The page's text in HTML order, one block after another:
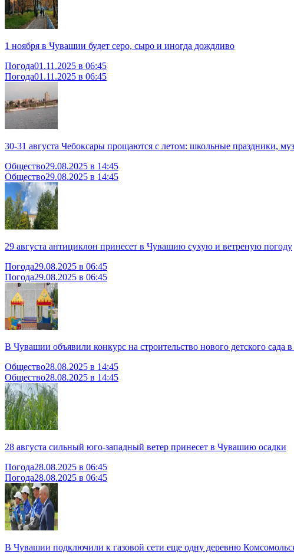
1 ноября в Чувашии будет серо, сыро и иногда дождливо
Погода01.11.2025 в 06:45
Погода01.11.2025 в 06:45
30-31 августа Чебоксары прощаются с летом: школьные праздники,
Общество29.08.2025 в 14:45
Общество29.08.2025 в 14:45
29 августа антициклон принесет в Чувашию сухую и ветреную погоду
Погода29.08.2025 в 06:45
Погода29.08.2025 в 06:45
В Чувашии объявили конкурс на строительство нового детского сада
Общество28.08.2025 в 14:45
Общество28.08.2025 в 14:45
28 августа сильный юго-западный ветер принесет в Чувашию осадки
Погода28.08.2025 в 06:45
Погода28.08.2025 в 06:45
В Чувашии подключили к газовой сети еще одну деревню